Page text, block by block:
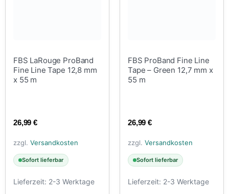
FBS LaRouge ProBand
Fine Line Tape 12,8 mm
x 55 m
26,99€
zzgl. Versandkosten
Sofort lieferbar
Lieferzeit: 2-3 Werktage
FBS ProBand Fine Line
Tape – Green 12,7 mm x
55 m
26,99€
zzgl. Versandkosten
Sofort lieferbar
Lieferzeit: 2-3 Werktage